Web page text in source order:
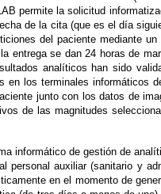
permite la solicitud
de la cita (que es el día
del paciente mediante
entrega se dan 24 horas de
analíticos han sido
en los terminales informáticos
junto con los datos de
de las magnitudes
informático de gestión de
personal auxiliar (sanitario y
en el momento de